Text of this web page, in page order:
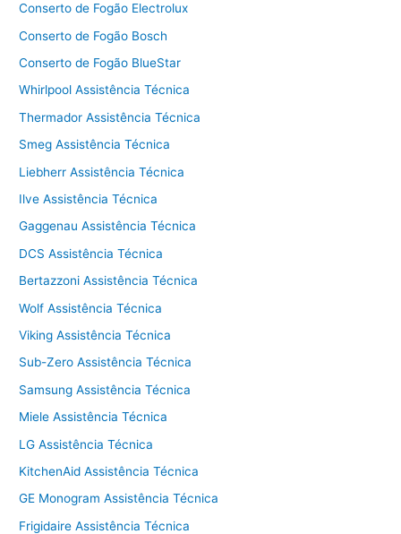
Conserto de Fogão Electrolux
Conserto de Fogão Bosch
Conserto de Fogão BlueStar
Whirlpool Assistência Técnica
Thermador Assistência Técnica
Smeg Assistência Técnica
Liebherr Assistência Técnica
Ilve Assistência Técnica
Gaggenau Assistência Técnica
DCS Assistência Técnica
Bertazzoni Assistência Técnica
Wolf Assistência Técnica
Viking Assistência Técnica
Sub-Zero Assistência Técnica
Samsung Assistência Técnica
Miele Assistência Técnica
LG Assistência Técnica
KitchenAid Assistência Técnica
GE Monogram Assistência Técnica
Frigidaire Assistência Técnica